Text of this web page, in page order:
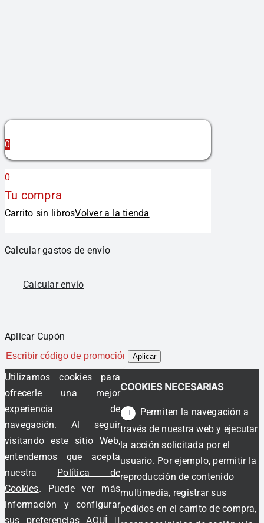
0
0
Tu compra
Carrito sin librosVolver a la tienda
Calcular gastos de envío
Calcular envío
Aplicar Cupón
Aplicar
Utilizamos cookies para
ofrecerle una mejor
experiencia de
navegación. Al seguir
visitando este sitio Web,
entendemos que acepta
nuestra Política de
Cookies. Puede ver más
información y configurar
sus preferencias
AQUÍ
COOKIES NECESARIAS
Permiten la navegación a
través de nuestra web y ejecutar
la acción solicitada por el
usuario. Por ejemplo, permitir la
reproducción de contenido
multimedia, registrar sus
pedidos en el carrito de compra,